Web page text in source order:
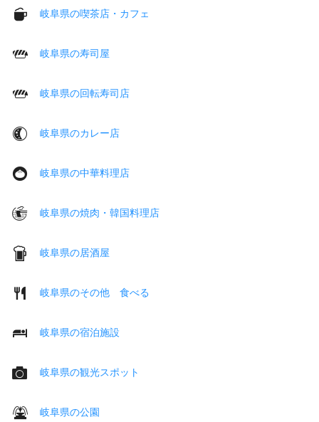
岐阜県の喫茶店・カフェ
岐阜県の寿司屋
岐阜県の回転寿司店
岐阜県のカレー店
岐阜県の中華料理店
岐阜県の焼肉・韓国料理店
岐阜県の居酒屋
岐阜県のその他 食べる
岐阜県の宿泊施設
岐阜県の観光スポット
岐阜県の公園